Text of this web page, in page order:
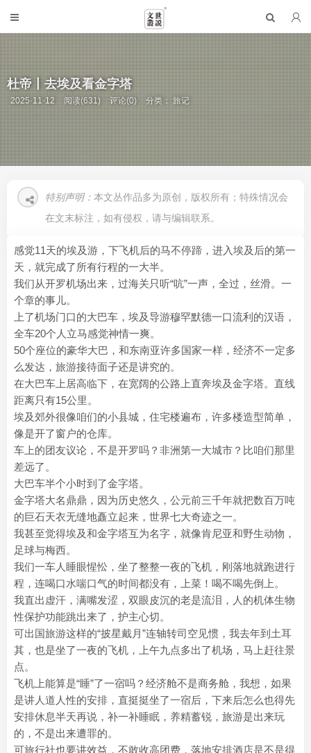
杜帝丨去埃及看金字塔
2025-11-12 阅读(631) 评论(0) 分类：旅记
特别声明： 本文丛作品多为原创，版权所有；特殊情况会
在文末标注，如有侵权，请与编辑联系。
感觉11天的埃及游，下飞机后的马不停蹄，进入埃及后的第一
天，就完成了所有行程的一大半。
我们从开罗机场出来，过海关只听“吭”一声，全过，丝滑。一
个章的事儿。
上了机场门口的大巴车，埃及导游穆罕默德一口流利的汉语，
全车20个人立马感觉神情一爽。
50个座位的豪华大巴，和东南亚许多国家一样，经济不一定多
么发达，旅游接待面子还是讲究的。
在大巴车上居高临下，在宽阔的公路上直奔埃及金字塔。直线
距离只有15公里。
埃及郊外很像咱们的小县城，住宅楼遍布，许多楼造型简单，
像是开了窗户的仓库。
车上的团友议论，不是开罗吗？非洲第一大城市？比咱们那里
差远了。
大巴车半个小时到了金字塔。
金字塔大名鼎鼎，因为历史悠久，公元前三千年就把数百万吨
的巨石天衣无缝地矗立起来，世界七大奇迹之一。
我甚至觉得埃及和金字塔互为名字，就像肯尼亚和野生动物，
足球与梅西。
我们一车人睡眼惺忪，坐了整整一夜的飞机，刚落地就跑进行
程，连喝口水喘口气的时间都没有，上菜！喝不喝先倒上。
我直出虚汗，满嘴发涩，双眼皮沉的老是流泪，人的机体生物
性保护功能跳出来了，护主心切。
可出国旅游这样的“披星戴月”连轴转司空见惯，我去年到土耳
其，也是坐了一夜的飞机，上午九点多出了机场，马上赶往景
点。
飞机上能算是“睡”了一宿吗？经济舱不是商务舱，我想，如果
是讲人道人性的安排，直挺挺坐了一宿后，下来后怎么也得先
安排休息半天再说，补一补睡眠，养精蓄锐，旅游是出来玩
的，不是出来遭罪的。
可旅行社也要讲效益，不敢收高团费，落地安排酒店是不是得